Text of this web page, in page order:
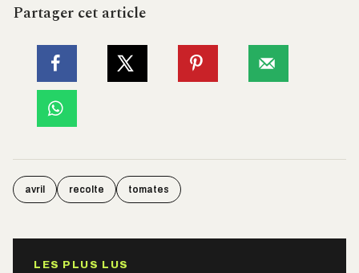
Partager cet article
avril recolte tomates
LES PLUS LUS